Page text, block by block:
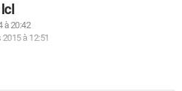
à 20:42
à 12:51